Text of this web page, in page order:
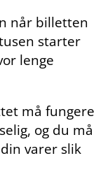
når billetten
starter
lenge
må fungere
og du må
varer slik